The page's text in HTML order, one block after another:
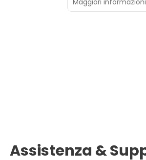
Assistenza &